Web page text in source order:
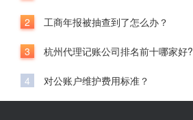
2 工商年报被抽查到了怎么办？
3 杭州代理记账公司排名前十哪家好?
4 对公账户维护费用标准？